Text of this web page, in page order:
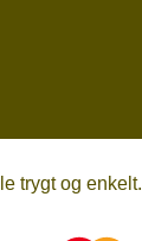
trygt og enkelt.